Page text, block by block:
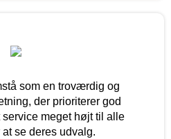
som en troværdig og
der prioriterer god
meget højt til alle
se deres udvalg.